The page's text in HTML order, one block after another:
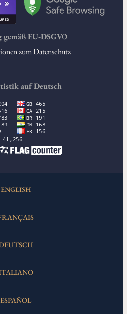
EU-DSGVO
zum Datenschutz
auf Deutsch
ENGLISH
ESPAÑOL